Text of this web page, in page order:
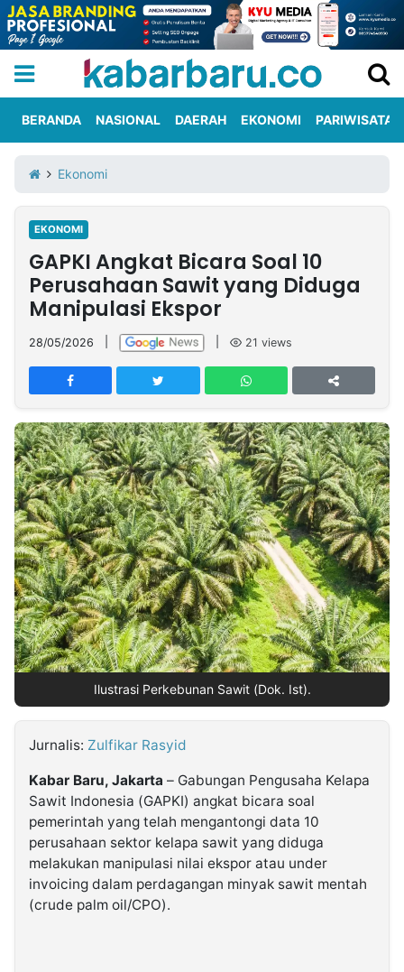
Iklan
Berita
Kami
Nasional
International
Olahraga
Entertainment
Daerah
Pariwisata
Kuliner
Kolom
Network
PT
TREETAN
INDONESIA
Partner
Insight
NTB
Suara
Time
Lens
IDN
Daily
Jogja
Jalan
Rakyat
Idealita
News
Kita
Notice
Dinamikapost.com
Radar
Baru
Seedbacklink
Follow
Kabarbaru
Kabarbaru.co
2026
BERANDA NASIONAL DAERAH EKONOMI PARIWISATA
Ekonomi
EKONOMI
GAPKI Angkat Bicara Soal 10
Perusahaan Sawit yang Diduga
Manipulasi Ekspor
28/05/2026 21 views
Ilustrasi Perkebunan Sawit (Dok. Ist).
Jurnalis: Zulfikar Rasyid
Kabar Baru, Jakarta – Gabungan Pengusaha Kelapa
Sawit Indonesia (GAPKI) angkat bicara soal
pemerintah yang telah mengantongi data 10
perusahaan sektor kelapa sawit yang diduga
melakukan manipulasi nilai ekspor atau under
invoicing dalam perdagangan minyak sawit mentah
(crude palm oil/CPO).